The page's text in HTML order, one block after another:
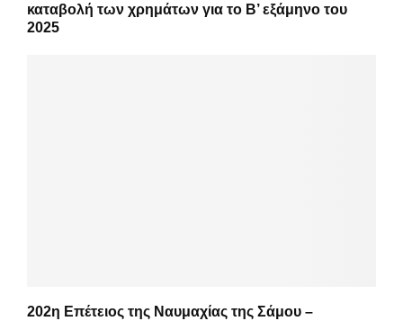
καταβολή των χρημάτων για το Β’ εξάμηνο του
2025
202η Επέτειος της Ναυμαχίας της Σάμου –